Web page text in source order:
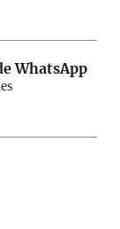
WhatsApp